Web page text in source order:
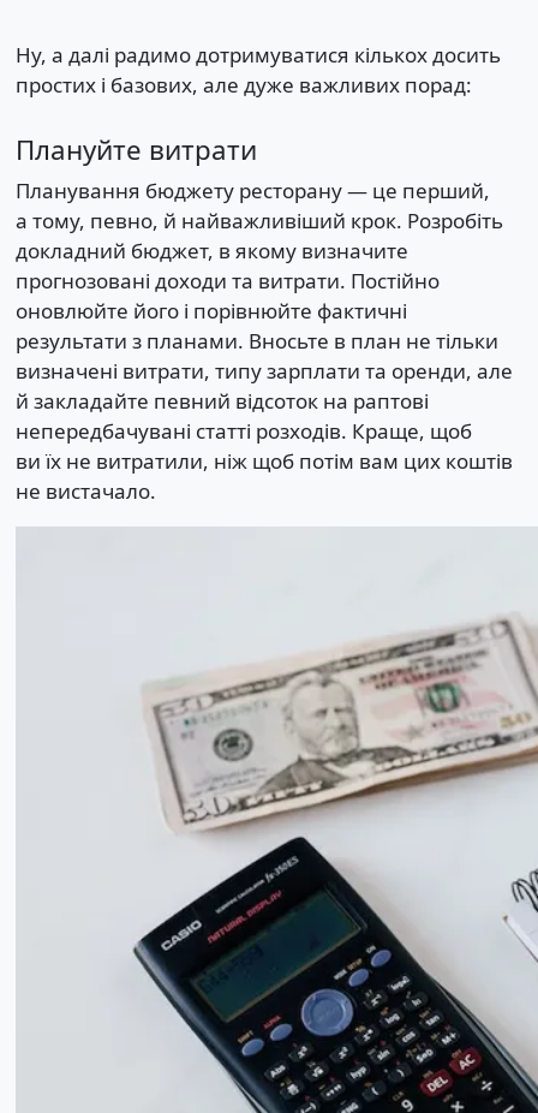
Ну, а далі радимо дотримуватися кількох досить
простих і базових, але дуже важливих порад:
Плануйте витрати
Планування бюджету ресторану — це перший,
а тому, певно, й найважливіший крок. Розробіть
докладний бюджет, в якому визначите
прогнозовані доходи та витрати. Постійно
оновлюйте його і порівнюйте фактичні
результати з планами. Вносьте в план не тільки
визначені витрати, типу зарплати та оренди, але
й закладайте певний відсоток на раптові
непередбачувані статті розходів. Краще, щоб
ви їх не витратили, ніж щоб потім вам цих коштів
не вистачало.